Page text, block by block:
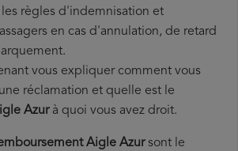
règles d'indemnisation et
en cas d'annulation, de retard
vous expliquer comment vous
réclamation et quelle est le
Azurà quoi vous avez droit.
Aigle Azursont le